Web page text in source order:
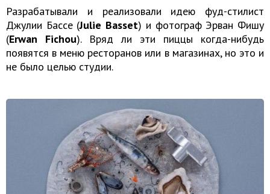
Разрабатывали и реализовали идею фуд-стилист
Джулии Бассе (Julie Basset) и фотограф Эрван Фишу
(Erwan Fichou). Вряд ли эти пиццы когда-нибудь
появятся в меню ресторанов или в магазинах, но это и
не было целью студии.